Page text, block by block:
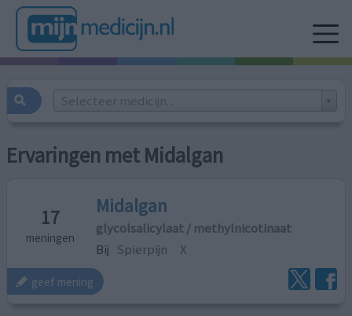
Selecteer medicijn...
Ervaringen met Midalgan
17
meningen
Midalgan
glycolsalicylaat / methylnicotinaat
Bij Spierpijn X
geef mening